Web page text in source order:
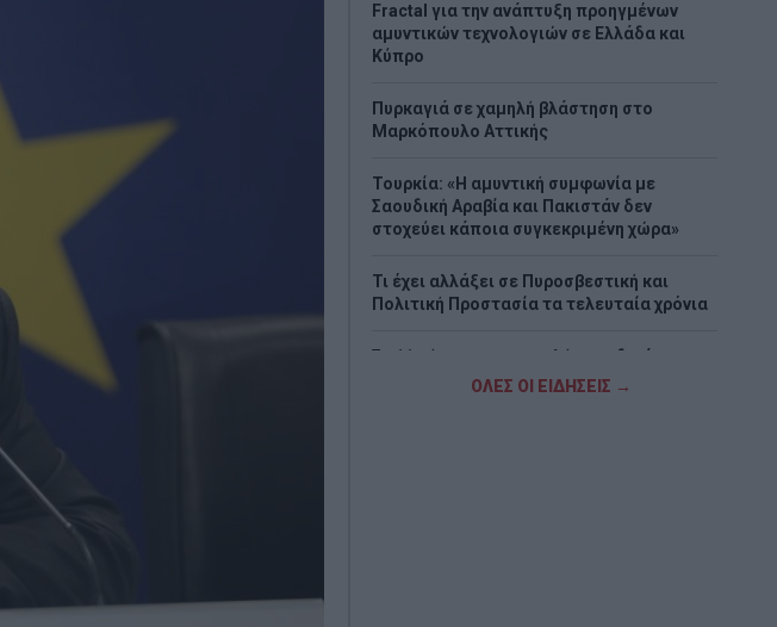
Fractal για την ανάπτυξη προηγμένων
αμυντικών τεχνολογιών σε Ελλάδα και
Κύπρο
Πυρκαγιά σε χαμηλή βλάστηση στο
Μαρκόπουλο Αττικής
Τουρκία: «Η αμυντική συμφωνία με
Σαουδική Αραβία και Πακιστάν δεν
στοχεύει κάποια συγκεκριμένη χώρα»
Τι έχει αλλάξει σε Πυροσβεστική και
Πολιτική Προστασία τα τελευταία χρόνια
Σε 11 μήνες με αναστολή καταδικάστηκε ο
55χρονος στον Μυστρά – Τι ανέφερε στο
ΟΛΕΣ ΟΙ ΕΙΔΗΣΕΙΣ →